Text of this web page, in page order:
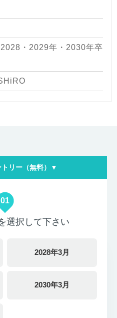
・2029年・2030年卒
リー（無料）▼
01
選択して下さい
2028年3月
2030年3月